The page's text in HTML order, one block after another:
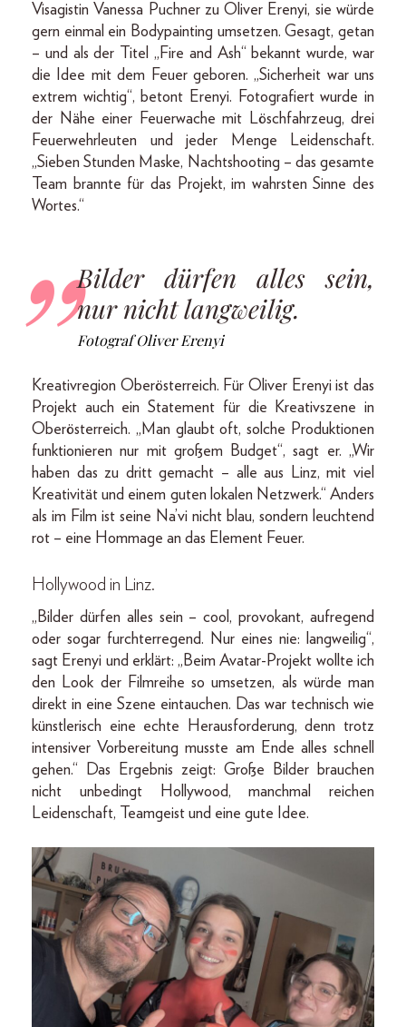
Visagistin Vanessa Puchner zu Oliver Erenyi, sie würde
gern einmal ein Bodypainting umsetzen. Gesagt, getan
– und als der Titel „Fire and Ash“ bekannt wurde, war
die Idee mit dem Feuer geboren. „Sicherheit war uns
extrem wichtig“, betont Erenyi. Fotografiert wurde in
der Nähe einer Feuerwache mit Löschfahrzeug, drei
Feuerwehrleuten und jeder Menge Leidenschaft.
„Sieben Stunden Maske, Nachtshooting – das gesamte
Team brannte für das Projekt, im wahrsten Sinne des
Wortes.“
Bilder dürfen alles sein,
nur nicht langweilig.
Fotograf Oliver Erenyi
Kreativregion Oberösterreich. Für Oliver Erenyi ist das
Projekt auch ein Statement für die Kreativszene in
Oberösterreich. „Man glaubt oft, solche Produktionen
funktionieren nur mit großem Budget“, sagt er. „Wir
haben das zu dritt gemacht – alle aus Linz, mit viel
Kreativität und einem guten lokalen Netzwerk.“ Anders
als im Film ist seine Na’vi nicht blau, sondern leuchtend
rot – eine Hommage an das Element Feuer.
Hollywood in Linz.
„Bilder dürfen alles sein – cool, provokant, aufregend
oder sogar furchterregend. Nur eines nie: langweilig“,
sagt Erenyi und erklärt: „Beim Avatar-Projekt wollte ich
den Look der Filmreihe so umsetzen, als würde man
direkt in eine Szene eintauchen. Das war technisch wie
künstlerisch eine echte Herausforderung, denn trotz
intensiver Vorbereitung musste am Ende alles schnell
gehen.“ Das Ergebnis zeigt: Große Bilder brauchen
nicht unbedingt Hollywood, manchmal reichen
Leidenschaft, Teamgeist und eine gute Idee.